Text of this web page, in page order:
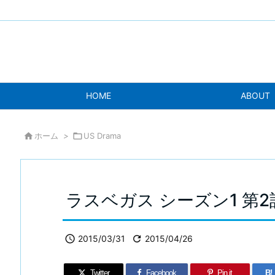
HOME ABOUT
 ホーム > US Drama
ラスベガス シーズン1 第
 2015/03/31  2015/04/26
Twitter Facebook Pin it B!